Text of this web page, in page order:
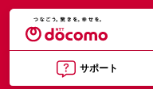
サポート